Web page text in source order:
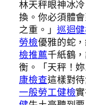
林天秤眼神冰
換。你必須體
之重。」 巡迴
勞檢優雅的蛇
檢推薦千紙鶴
衡。「天秤！
康檢查這樣對
一般勞工健檢